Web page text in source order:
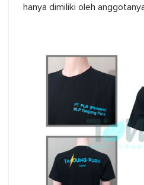
hanya dimiliki oleh